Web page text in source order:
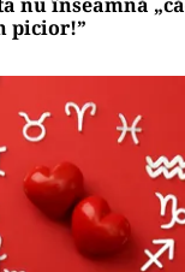
picior!”